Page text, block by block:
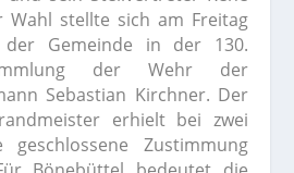
Wahl stellte sich am Freitag
Gemeinde in der 130.
der Wehr der
Sebastian Kirchner. Der
erhielt bei zwei
geschlossene Zustimmung